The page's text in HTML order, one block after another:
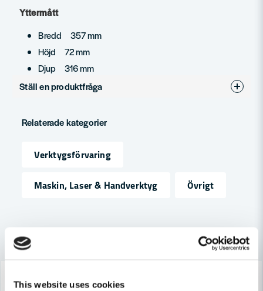
This website uses cookies
Yttermått
Bredd 357 mm
Höjd 72 mm
Djup 316 mm
Ställ en produktfråga
Fråga oss något om denna produkten...
Namn
Mejladress
Ja, ni får publicera min fråga
Relaterade kategorier
Verktygsförvaring
Maskin, Laser & Handverktyg
Övrigt
Andra produkter i kategorin